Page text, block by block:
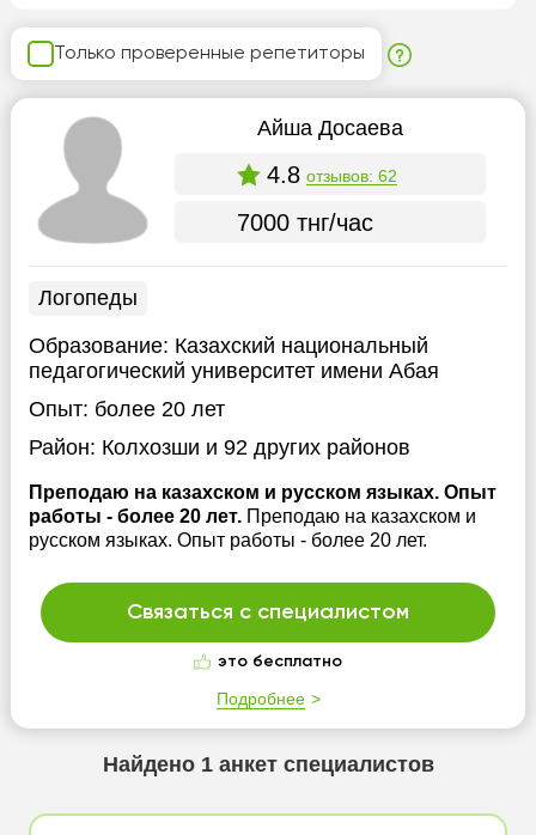
Только проверенные репетиторы
Айша Досаева
4.8 отзывов: 62
7000 тнг/час
Логопеды
Образование: Казахский национальный
педагогический университет имени Абая
Опыт: более 20 лет
Район: Колхозши и 92 других районов
Преподаю на казахском и русском языках. Опыт
работы - более 20 лет. Преподаю на казахском и
русском языках. Опыт работы - более 20 лет.
Связаться с специалистом
это бесплатно
Подробнее
Найдено 1 анкет специалистов